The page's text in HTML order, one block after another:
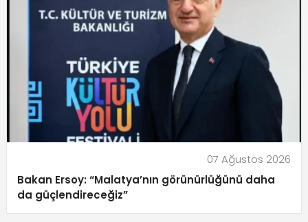
07 Ağustos 2026
Bakan Ersoy: “Malatya’nın görünürlüğünü daha
da güçlendireceğiz”